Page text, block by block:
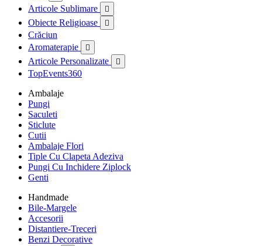
Articole Sublimare 
Obiecte Religioase 
Crăciun
Aromaterapie

Articole Personalizate 
TopEvents360
Ambalaje
Pungi
Saculeti
Sticlute
Cutii
Ambalaje Flori
Tiple Cu Clapeta Adeziva
Pungi Cu Inchidere Ziplock
Genti
Handmade
Bile-Margele
Accesorii
Distantiere-Treceri
Benzi Decorative